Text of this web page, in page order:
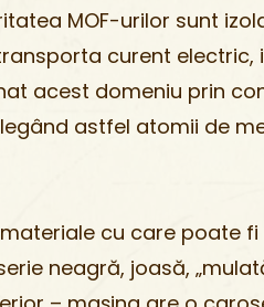
MOF-urilor sunt
curent electric,
acest domeniu prin
astfel atomii de
cu care poate
nea­gră, joasă,